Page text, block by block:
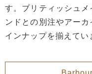
す。ブリティッシュ
ンドとの別注やアー
インナップを揃えてい